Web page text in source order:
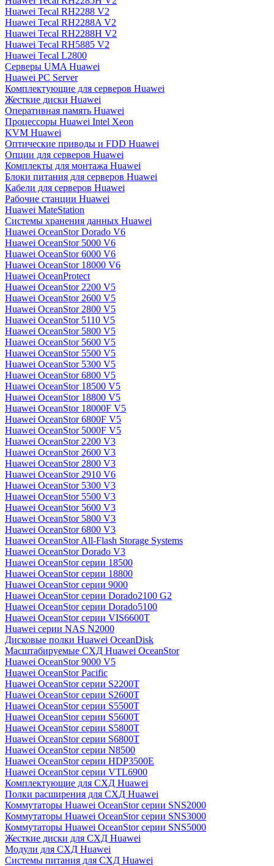
Huawei Tecal RH2288 V2
Huawei Tecal RH2288A V2
Huawei Tecal RH2288H V2
Huawei Tecal RH5885 V2
Huawei Tecal L2800
Серверы UMA Huawei
Huawei PC Server
Комплектующие для серверов Huawei
Жесткие диски Huawei
Оперативная память Huawei
Процессоры Huawei Intel Xeon
KVM Huawei
Оптические приводы и FDD Huawei
Опции для серверов Huawei
Комплекты для монтажа Huawei
Блоки питания для серверов Huawei
Кабели для серверов Huawei
Рабочие станции Huawei
Huawei MateStation
Системы хранения данных Huawei
Huawei OceanStor Dorado V6
Huawei OceanStor 5000 V6
Huawei OceanStor 6000 V6
Huawei OceanStor 18000 V6
Huawei OceanProtect
Huawei OceanStor 2200 V5
Huawei OceanStor 2600 V5
Huawei OceanStor 2800 V5
Huawei OceanStor 5110 V5
Huawei OceanStor 5800 V5
Huawei OceanStor 5600 V5
Huawei OceanStor 5500 V5
Huawei OceanStor 5300 V5
Huawei OceanStor 6800 V5
Huawei OceanStor 18500 V5
Huawei OceanStor 18800 V5
Huawei OceanStor 18000F V5
Huawei OceanStor 6800F V5
Huawei OceanStor 5000F V5
Huawei OceanStor 2200 V3
Huawei OceanStor 2600 V3
Huawei OceanStor 2800 V3
Huawei OceanStor 2910 V6
Huawei OceanStor 5300 V3
Huawei OceanStor 5500 V3
Huawei OceanStor 5600 V3
Huawei OceanStor 5800 V3
Huawei OceanStor 6800 V3
Huawei OceanStor All-Flash Storage Systems
Huawei OceanStor Dorado V3
Huawei OceanStor серии 18500
Huawei OceanStor серии 18800
Huawei OceanStor серии 9000
Huawei OceanStor серии Dorado2100 G2
Huawei OceanStor серии Dorado5100
Huawei OceanStor серии VIS6600T
Huawei серии NAS N2000
Дисковые полки Huawei OceanDisk
Масштабируемые СХД Huawei OceanStor
Huawei OceanStor 9000 V5
Huawei OceanStor Pacific
Huawei OceanStor серии S2200T
Huawei OceanStor серии S2600T
Huawei OceanStor серии S5500T
Huawei OceanStor серии S5600T
Huawei OceanStor серии S5800T
Huawei OceanStor серии S6800T
Huawei OceanStor серии N8500
Huawei OceanStor серии HDP3500E
Huawei OceanStor серии VTL6900
Комплектующие для СХД Huawei
Полки расширения для СХД Huawei
Коммутаторы Huawei OceanStor серии SNS2000
Коммутаторы Huawei OceanStor серии SNS3000
Коммутаторы Huawei OceanStor серии SNS5000
Жесткие диски для СХД Huawei
Модули для СХД Huawei
Системы питания для СХД Huawei